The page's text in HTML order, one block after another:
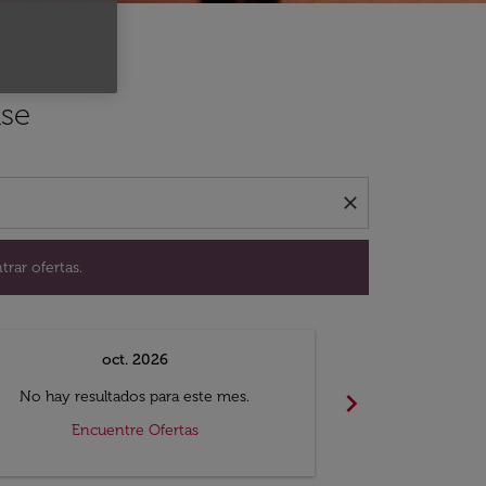
close
ofertas.
para encontrar ofertas.
oct. 2026
No hay resultados para este mes.
Encuentre Ofertas
chevron_right